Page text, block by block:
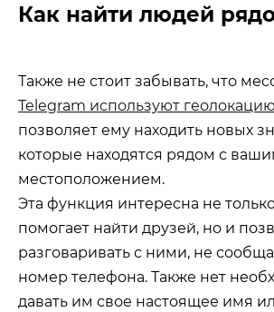
Как найти людей
Также не стоит забывать, что
Telegram используют геолокацию
позволяет ему находить новых
которые находятся рядом с
местоположением.
Эта функция интересна не
помогает найти друзей, но и
разговаривать с ними, не
номер телефона. Также нет
давать им свое настоящее имя